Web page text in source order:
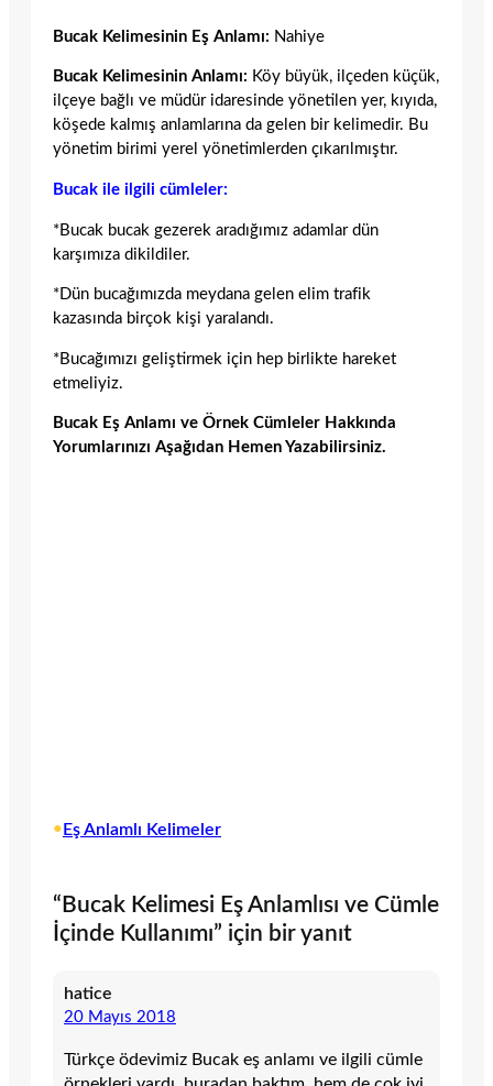
Bucak Kelimesinin Eş Anlamı: Nahiye
Bucak Kelimesinin Anlamı: Köy büyük, ilçeden küçük,
ilçeye bağlı ve müdür idaresinde yönetilen yer, kıyıda,
köşede kalmış anlamlarına da gelen bir kelimedir. Bu
yönetim birimi yerel yönetimlerden çıkarılmıştır.
Bucak ile ilgili cümleler:
*Bucak bucak gezerek aradığımız adamlar dün
karşımıza dikildiler.
*Dün bucağımızda meydana gelen elim trafik
kazasında birçok kişi yaralandı.
*Bucağımızı geliştirmek için hep birlikte hareket
etmeliyiz.
Bucak Eş Anlamı ve Örnek Cümleler Hakkında
Yorumlarınızı Aşağıdan Hemen Yazabilirsiniz.
• Eş Anlamlı Kelimeler
“Bucak Kelimesi Eş Anlamlısı ve Cümle
İçinde Kullanımı” için bir yanıt
hatice
20 Mayıs 2018
Türkçe ödevimiz Bucak eş anlamı ve ilgili cümle